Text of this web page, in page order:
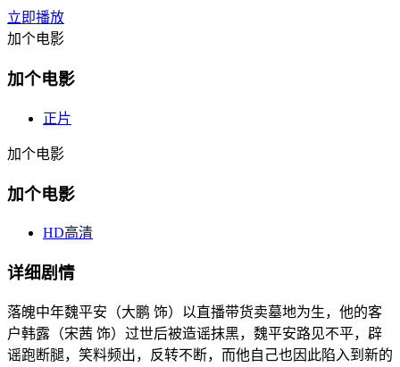
立即播放
加个电影
加个电影
正片
加个电影
加个电影
HD高清
详细剧情
落魄中年魏平安（大鹏 饰）以直播带货卖墓地为生，他的客
户韩露（宋茜 饰）过世后被造谣抹黑，魏平安路见不平，辟
谣跑断腿，笑料频出，反转不断，而他自己也因此陷入到新的